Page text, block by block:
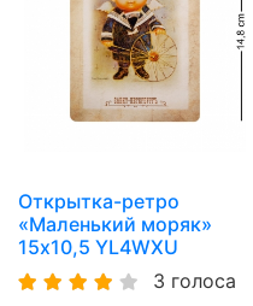
Открытка-ретро
«Маленький моряк»
15х10,5 YL4WXU
3 голоса